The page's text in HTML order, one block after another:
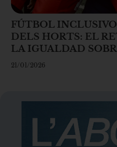
FÚTBOL
DELS HORTS: EL
LA IGUALDAD
21/01/2026